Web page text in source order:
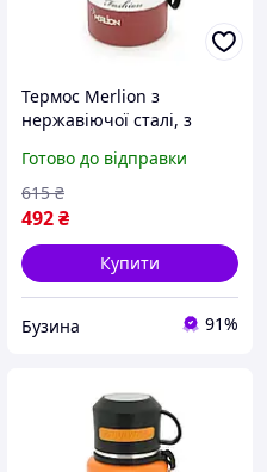
Термос Merlion з
нержавіючої сталі, з
ручкою для перенесення,
об'єм 600 мл., бардовий
sea
Готово до відправки
492₴
615 ₴
Купити
Бузина 91%